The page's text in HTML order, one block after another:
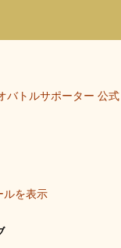
バトルサポーター 公式
ルを表示